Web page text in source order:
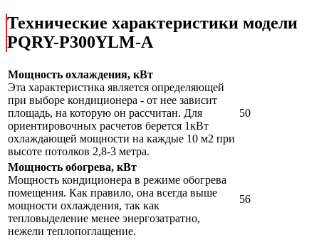
Технические характеристики модели
PQRY-P300YLM-A
Мощность охлаждения, кВт
Эта характеристика является определяющей
при выборе кондиционера - от нее зависит
площадь, на которую он рассчитан. Для
ориентировочных расчетов берется 1кВт
охлаждающей мощности на каждые 10 м2 при
высоте потолков 2,8-3 метра.
50
Мощность обогрева, кВт
Мощность кондиционера в режиме обогрева
помещения. Как правило, она всегда выше
мощности охлаждения, так как
тепловыделение менее энергозатратно,
нежели теплопоглащение.
56